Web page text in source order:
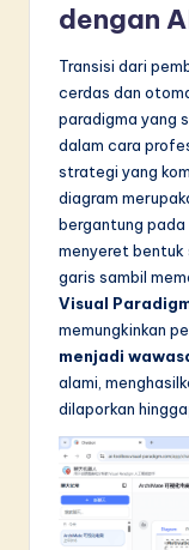
L
in
A
&
dengan
Transisi dari
cerdas dan
paradigma yang
dalam cara
strategi yang
diagram
bergantung pada
menyeret bentuk
garis sambil
Visual
memungkinkan
menjadi
alami,
dilaporkan hingga